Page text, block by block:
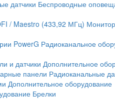
датчики Беспроводные
/ Maestro (433,92 МГц)
PowerG Радиоканальное
и датчики Дополнительное
панели Радиоканальные
Дополнительное оборудование
Брелки